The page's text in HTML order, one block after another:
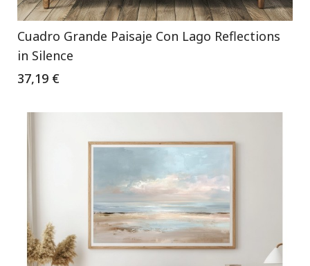
Cuadro Grande Paisaje Con Lago Reflections
in Silence
37,19 €